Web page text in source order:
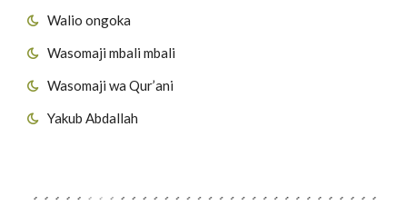
Walio ongoka
Wasomaji mbali mbali
Wasomaji wa Qur’ani
Yakub Abdallah